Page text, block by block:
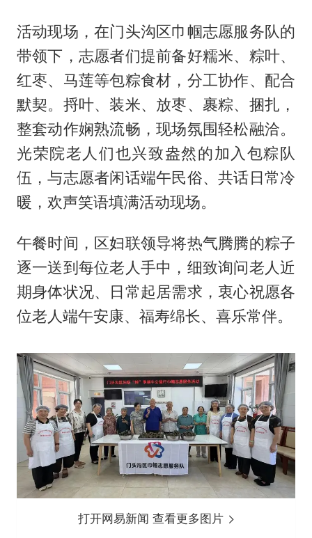
活动现场，在门头沟区巾帼志愿服务队的
带领下，志愿者们提前备好糯米、粽叶、
红枣、马莲等包粽食材，分工协作、配合
默契。捋叶、装米、放枣、裹粽、捆扎，
整套动作娴熟流畅，现场氛围轻松融洽。
光荣院老人们也兴致盎然的加入包粽队
伍，与志愿者闲话端午民俗、共话日常冷
暖，欢声笑语填满活动现场。
午餐时间，区妇联领导将热气腾腾的粽子
逐一送到每位老人手中，细致询问老人近
期身体状况、日常起居需求，衷心祝愿各
位老人端午安康、福寿绵长、喜乐常伴。
打开网易新闻 查看更多图片